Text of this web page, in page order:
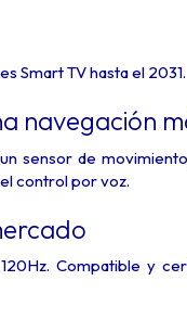
Smart TV hasta el 2031.
navegación
sensor de
control por voz.
Compatible y